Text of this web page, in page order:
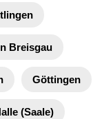
Breisgau
Göttingen
(Saale)